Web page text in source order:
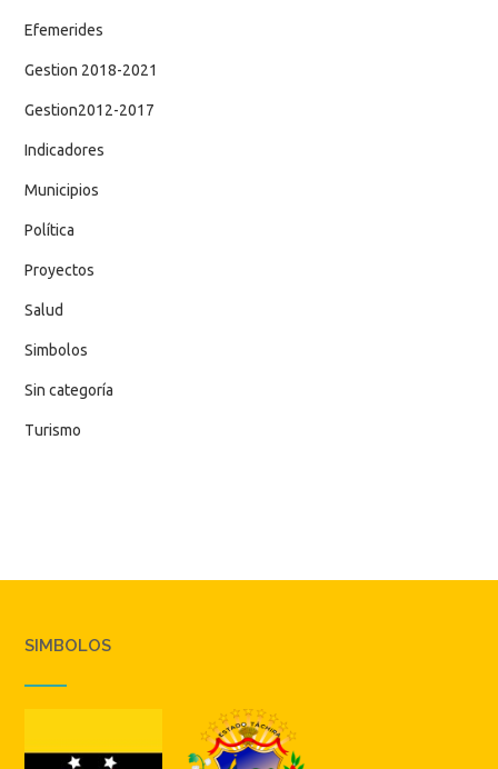
Efemerides
Gestion 2018-2021
Gestion2012-2017
Indicadores
Municipios
Política
Proyectos
Salud
Simbolos
Sin categoría
Turismo
SIMBOLOS